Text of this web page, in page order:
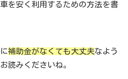
を安く利用するための方法を書
補助金がなくても大丈夫なよう
読みくださいね。